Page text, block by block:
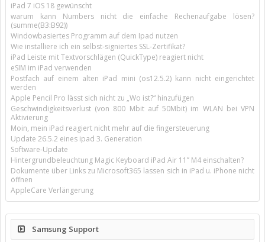
iPad 7 iOS 18 gewünscht
warum kann Numbers nicht die einfache Rechenaufgabe lösen?
(summe(B3:B92))
Windowbasiertes Programm auf dem Ipad nutzen
Wie installiere ich ein selbst-signiertes SSL-Zertifikat?
iPad Leiste mit Textvorschlägen (QuickType) reagiert nicht
eSIM im iPad verwenden
Postfach auf einem alten iPad mini (os12.5.2) kann nicht eingerichtet
werden
Apple Pencil Pro lässt sich nicht zu „Wo ist?“ hinzufügen
Geschwindigkeitsverlust (von 800 Mbit auf 50Mbit) im WLAN bei VPN
Aktivierung
Moin, mein iPad reagiert nicht mehr auf die fingersteuerung
Update 26.5.2 eines ipad 3. Generation
Software-Update
Hintergrundbeleuchtung Magic Keyboard iPad Air 11’’ M4 einschalten?
Dokumente über Links zu Microsoft365 lassen sich in iPad u. iPhone nicht
öffnen
AppleCare Verlängerung
Samsung Support